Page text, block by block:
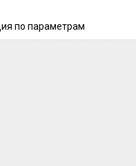
по параметрам